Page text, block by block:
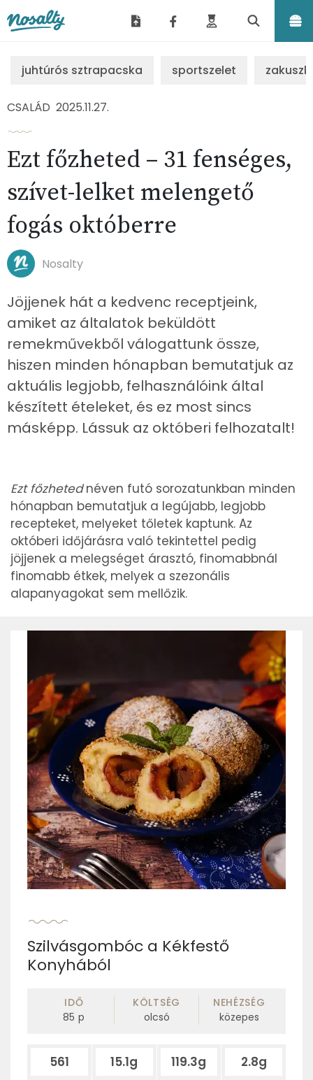
juhtúrós sztrapacska sportszelet
CSALÁD 2025.11.27.
Ezt főzheted – 31 fenséges,
szívet-lelket melengető
fogás októberre
Nosalty
Jöjjenek hát a kedvenc receptjeink,
amiket az általatok beküldött
remekművekből válogattunk össze,
hiszen minden hónapban bemutatjuk az
aktuális legjobb, felhasználóink által
készített ételeket, és ez most sincs
másképp. Lássuk az októberi felhozatalt!
Ezt főzhetednéven futó sorozatunkban minden
hónapban bemutatjuk a legújabb, legjobb
recepteket, melyeket tőletek kaptunk. Az
októberi időjárásra való tekintettel pedig
jöjjenek a melegséget árasztó, finomabbnál
finomabb étkek, melyek a szezonális
alapanyagokat sem mellőzik.
Szilvásgombóc a Kékfestő
Konyhából
IDŐ
85 p
KÖLTSÉG
olcsó
NEHÉZSÉG
közepes
561 15.1g 119.3g 2.8g